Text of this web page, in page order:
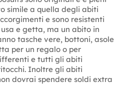
simile a quella degli abiti
e sono resistenti
e getta, ma un abito in
tasche vere, bottoni, asole
per un regalo o per
e tutti gli abiti
Inoltre gli abiti
dovrai spendere soldi extra